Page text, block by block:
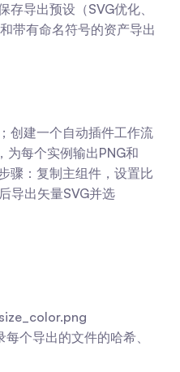
导出预设（SVG优化、
带有命名符号的资产导出
创建一个自动插件工作流
为每个实例输出PNG和
骤：复制主组件，设置比
导出矢量SVG并选
个导出的文件的哈希、